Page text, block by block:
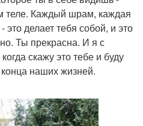
теле. Каждый шрам, каждая
делает тебя собой, и это
Ты прекрасна. И я с
скажу это тебе и буду
наших жизней.